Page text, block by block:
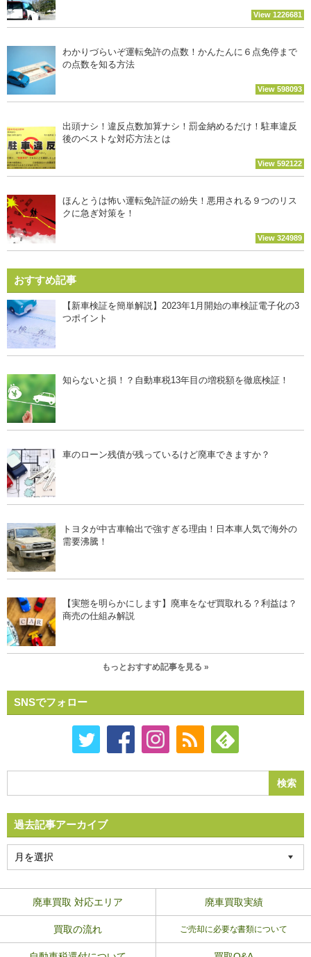
View 1226681
わかりづらいぞ運転免許の点数！かんたんに６点免停まで
の点数を知る方法
View 598093
出頭ナシ！違反点数加算ナシ！罰金納めるだけ！駐車違反
後のベストな対応方法とは
View 592122
ほんとうは怖い運転免許証の紛失！悪用される９つのリス
クに急ぎ対策を！
View 324989
おすすめ記事
【新車検証を簡単解説】2023年1月開始の車検証電子化の3
つポイント
知らないと損！？自動車税13年目の増税額を徹底検証！
車のローン残債が残っているけど廃車できますか？
トヨタが中古車輸出で強すぎる理由！日本車人気で海外の
需要沸騰！
【実態を明らかにします】廃車をなぜ買取れる？利益は？
商売の仕組み解説
もっとおすすめ記事を見る »
SNSでフォロー
過去記事アーカイブ
廃車買取 対応エリア 廃車買取実績
買取の流れ ご売却に必要な書類について